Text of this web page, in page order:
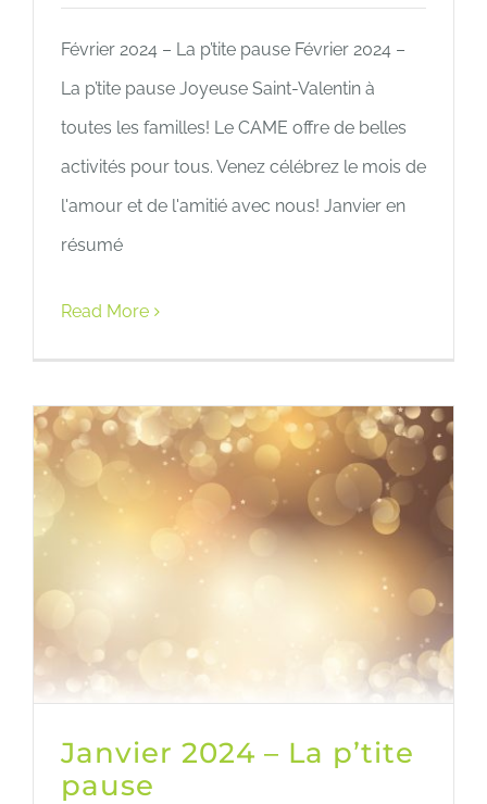
Février 2024 – La p’tite pause Février 2024 –
La p’tite pause Joyeuse Saint-Valentin à
toutes les familles! Le CAME offre de belles
activités pour tous. Venez célébrez le mois de
l'amour et de l'amitié avec nous! Janvier en
résumé
Read More
Janvier 2024 – La p’tite
pause